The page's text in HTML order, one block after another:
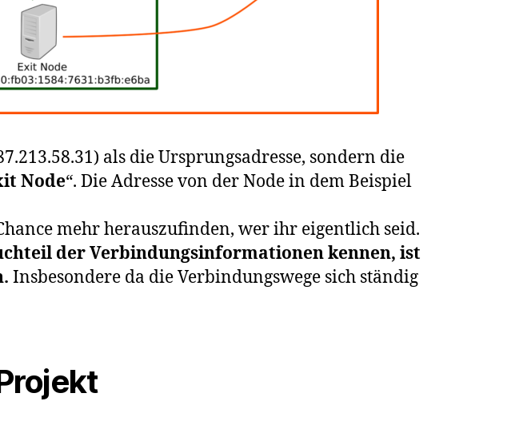
als die Ursprungsadresse, sondern die
Node“. Die Adresse von der Node in dem Beispiel
mehr herauszufinden, wer ihr eigentlich seid.
der Verbindungsinformationen kennen, ist
Insbesondere da die Verbindungswege sich ständig